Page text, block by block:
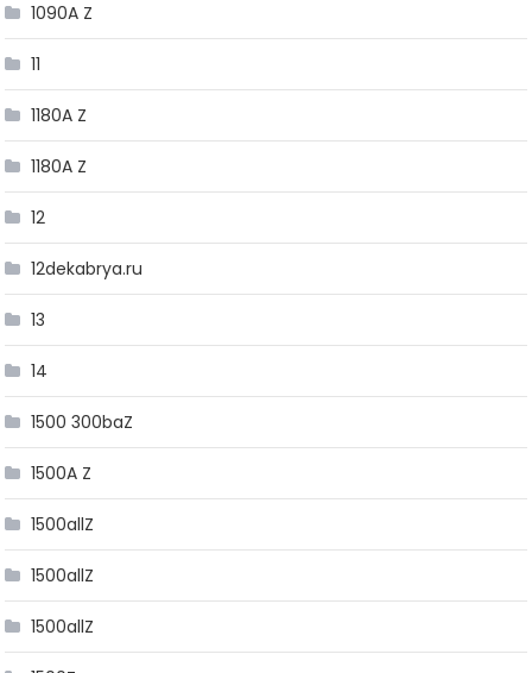
1090A Z
11
1180A Z
1180A Z
12
12dekabrya.ru
13
14
1500 300baZ
1500A Z
1500allZ
1500allZ
1500allZ